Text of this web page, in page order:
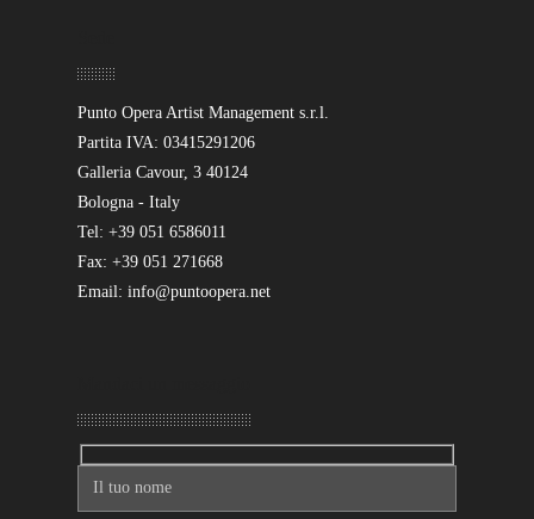
Punto Opera Artist Management s.r.l.
Partita IVA: 03415291206
Galleria Cavour, 3 40124
Bologna - Italy
Tel: +39 051 6586011
Fax: +39 051 271668
Email: info@puntoopera.net